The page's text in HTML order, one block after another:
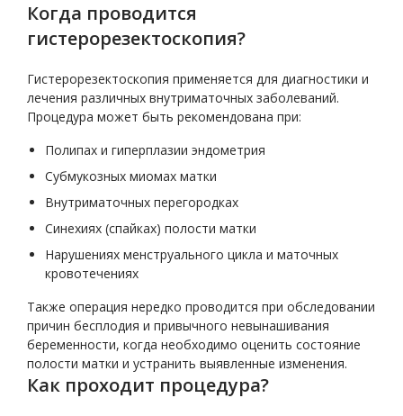
Когда проводится
гистерорезектоскопия?
Гистерорезектоскопия применяется для диагностики и
лечения различных внутриматочных заболеваний.
Процедура может быть рекомендована при:
Полипах и гиперплазии эндометрия
Субмукозных миомах матки
Внутриматочных перегородках
Синехиях (спайках) полости матки
Нарушениях менструального цикла и маточных
кровотечениях
Также операция нередко проводится при обследовании
причин бесплодия и привычного невынашивания
беременности, когда необходимо оценить состояние
полости матки и устранить выявленные изменения.
Как проходит процедура?